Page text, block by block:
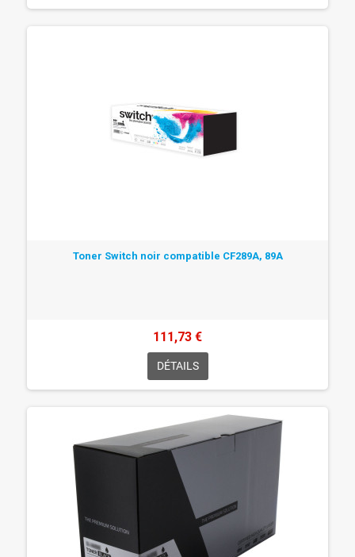
Toner Switch noir compatible CF289A, 89A
111,73 €
DÉTAILS